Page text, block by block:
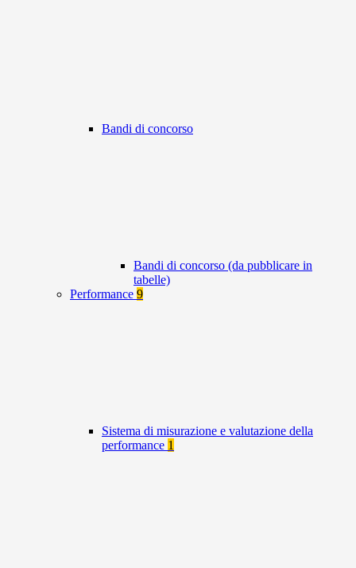
Bandi di concorso
Bandi di concorso (da pubblicare in
tabelle)
Performance 9
Sistema di misurazione e valutazione della
performance 1